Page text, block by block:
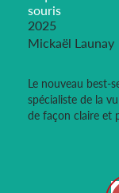
souris
2025
Mickaël Launay
Le nouveau best-
spécialiste de la
de façon claire et